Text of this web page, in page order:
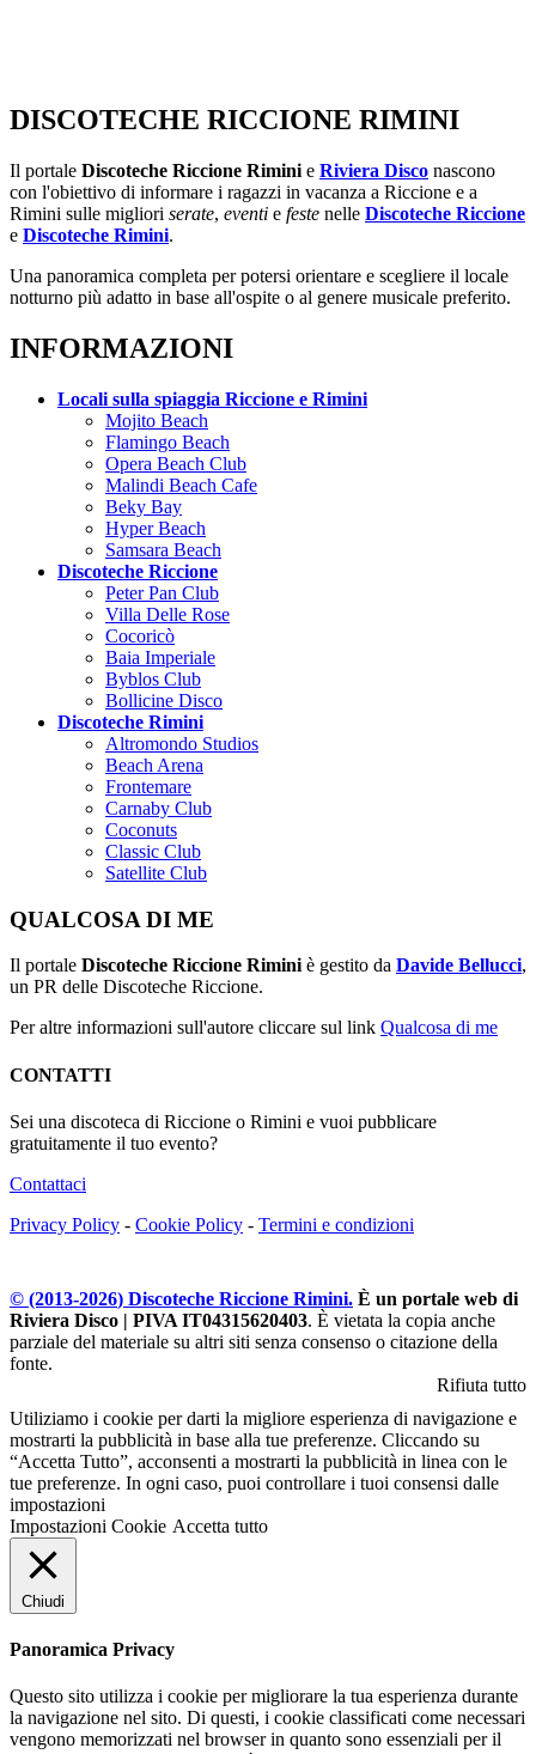
DISCOTECHE RICCIONE RIMINI
Il portale Discoteche Riccione Rimini e Riviera Disco nascono
con l'obiettivo di informare i ragazzi in vacanza a Riccione e a
Rimini sulle migliori serate, eventi e feste nelle Discoteche Riccione
e Discoteche Rimini.
Una panoramica completa per potersi orientare e scegliere il locale
notturno più adatto in base all'ospite o al genere musicale preferito.
INFORMAZIONI
Locali sulla spiaggia Riccione e Rimini
Mojito Beach
Flamingo Beach
Opera Beach Club
Malindi Beach Cafe
Beky Bay
Hyper Beach
Samsara Beach
Discoteche Riccione
Peter Pan Club
Villa Delle Rose
Cocoricò
Baia Imperiale
Byblos Club
Bollicine Disco
Discoteche Rimini
Altromondo Studios
Beach Arena
Frontemare
Carnaby Club
Coconuts
Classic Club
Satellite Club
QUALCOSA DI ME
Il portale Discoteche Riccione Rimini è gestito da Davide Bellucci,
un PR delle Discoteche Riccione.
Per altre informazioni sull'autore cliccare sul link Qualcosa di me
CONTATTI
Sei una discoteca di Riccione o Rimini e vuoi pubblicare
gratuitamente il tuo evento?
Contattaci
Privacy Policy - Cookie Policy - Termini e condizioni
© (2013-2026) Discoteche Riccione Rimini. È un portale web di
Riviera Disco | PIVA IT04315620403. È vietata la copia anche
parziale del materiale su altri siti senza consenso o citazione della
fonte.
Rifiuta tutto
Utiliziamo i cookie per darti la migliore esperienza di navigazione e
mostrarti la pubblicità in base alla tue preferenze. Cliccando su
“Accetta Tutto”, acconsenti a mostrarti la pubblicità in linea con le
tue preferenze. In ogni caso, puoi controllare i tuoi consensi dalle
impostazioni
Impostazioni Cookie Accetta tutto
Chiudi
Panoramica Privacy
Questo sito utilizza i cookie per migliorare la tua esperienza durante
la navigazione nel sito. Di questi, i cookie classificati come necessari
vengono memorizzati nel browser in quanto sono essenziali per il